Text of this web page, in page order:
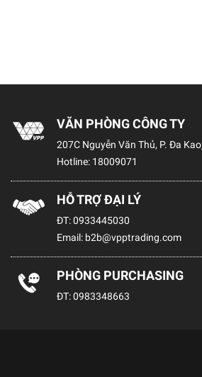
VĂN PHÒNG CÔNG TY
207C Nguyễn Văn Thủ, P. Đa
Hotline: 18009071
HỖ TRỢ ĐẠI LÝ
ĐT:0933445030
Email: b2b@vpptrading.com
PHÒNG PURCHASING
ĐT:0983348663